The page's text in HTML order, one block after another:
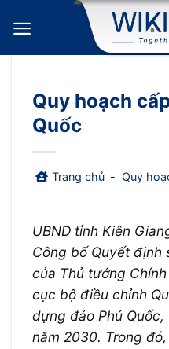
qua
nội
Quy hoạch
Quốc
Trang chủ - Quy
UBND tỉnh Kiên
Công bố Quyết định
của Thủ tướng
cục bộ điều chỉnh
dựng đảo Phú
năm 2030. Trong